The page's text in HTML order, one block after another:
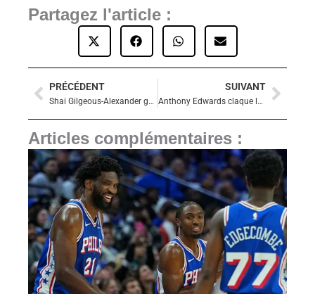
Partagez l'article :
Précédent
PRÉCÉDENT
Shai Gilgeous-Alexander guide le Thunder vers une victoire maîtrisée contre Portland
SUIVANT
Anthony Edwards claque la porte en pleine débâcle : les Timberwolves au bord de l’implosion ?
Articles complémentaires :